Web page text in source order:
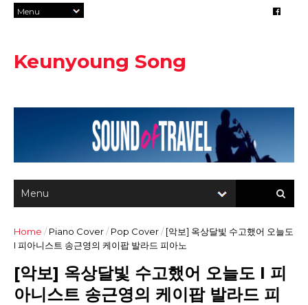
Keunyoung Song
Home / Piano Cover/ Pop Cover/ [악보] 옥상달빛 수고했어 오늘도
I 피아니스트 송근영의 케이팝 발라드 피아노
[악보] 옥상달빛 수고했어 오늘도 I 피
아니스트 송근영의 케이팝 발라드 피